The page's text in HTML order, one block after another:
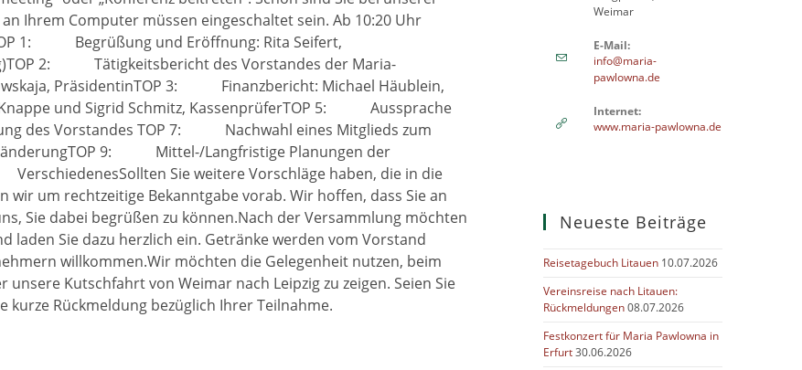
Ihrem Computer müssen eingeschaltet sein. Ab 10:20 Uhr
1: Begrüßung und Eröffnung: Rita Seifert,
2: Tätigkeitsbericht des Vorstandes der Maria-
PräsidentinTOP 3: Finanzbericht: Michael Häublein,
und Sigrid Schmitz, KassenprüferTOP 5: Aussprache
des Vorstandes TOP 7: Nachwahl eines Mitglieds zum
9: Mittel-/Langfristige Planungen der
Sie weitere Vorschläge haben, die in die
um rechtzeitige Bekanntgabe vorab. Wir hoffen, dass Sie an
Sie dabei begrüßen zu können.Nach der Versammlung möchten
laden Sie dazu herzlich ein. Getränke werden vom Vorstand
willkommen.Wir möchten die Gelegenheit nutzen, beim
Kutschfahrt von Weimar nach Leipzig zu zeigen. Seien Sie
Rückmeldung bezüglich Ihrer Teilnahme.
Weimar
E-Mail:
info@maria-
pawlowna.deOpens
application
Internet:
www.maria-pawlowna.de
Neueste Beiträge
Reisetagebuch Litauen 10.07.2026
Vereinsreise nach Litauen:
Rückmeldungen08.07.2026
Festkonzert für Maria Pawlowna in
Erfurt30.06.2026